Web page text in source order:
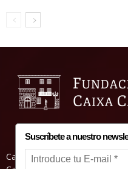
Casa Abadia, Pl. de la Hierba s/
Suscríbete a nuestro